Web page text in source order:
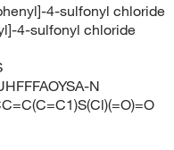
4-sulfonyl chloride
4-sulfonyl chloride
N